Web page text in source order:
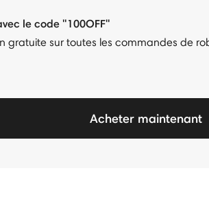
le code "100OFF"
gratuite sur toutes les commandes de
Acheter maintenant